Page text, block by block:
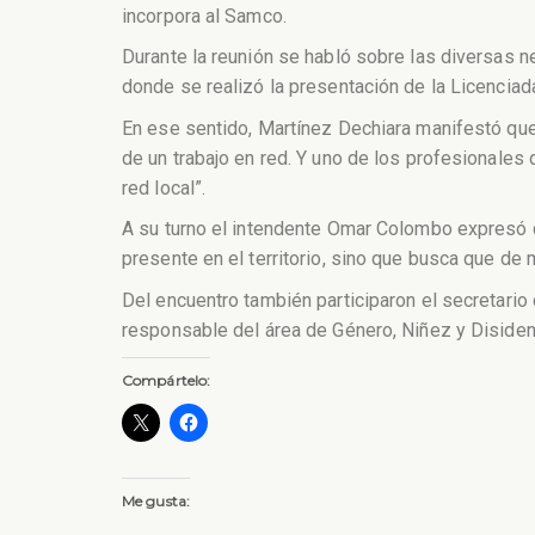
incorpora al Samco.
Durante la reunión se habló sobre las diversas
donde se realizó la presentación de la
En ese sentido, Martínez Dechiara manifestó
de un trabajo en red. Y uno de los
red local”.
A su turno el intendente Omar Colombo
presente en el territorio, sino que busca que de
Del encuentro también participaron el
responsable del área de Género, Niñez y
Compártelo:
Me gusta: